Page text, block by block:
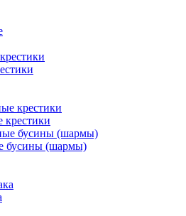
крестики
бусины (шармы)